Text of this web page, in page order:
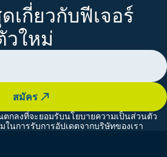
เกี่ยวกับฟีเจอร์
วใหม่
สมัคร
กลงที่จะยอมรับนโยบายความเป็นส่วนตัว
นการรับการอัปเดตจากบริษัทของเรา